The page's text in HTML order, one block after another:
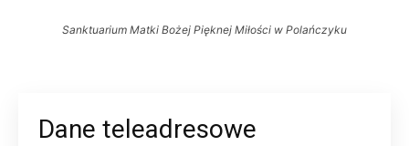
Sanktuarium Matki Bożej Pięknej Miłości w Polańczyku
Dane teleadresowe